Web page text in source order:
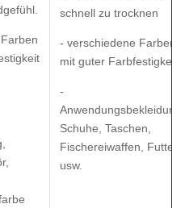
schnell zu trocknen
- verschiedene Farben
mit guter Farbfestigkeit
-
Anwendungsbekleidung,
Schuhe, Taschen,
Fischereiwaffen, Futter
usw.